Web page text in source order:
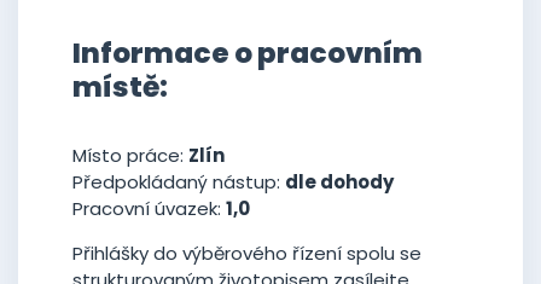
Informace o pracovním
místě:
Místo práce: Zlín
Předpokládaný nástup: dle dohody
Pracovní úvazek: 1,0
Přihlášky do výběrového řízení spolu se